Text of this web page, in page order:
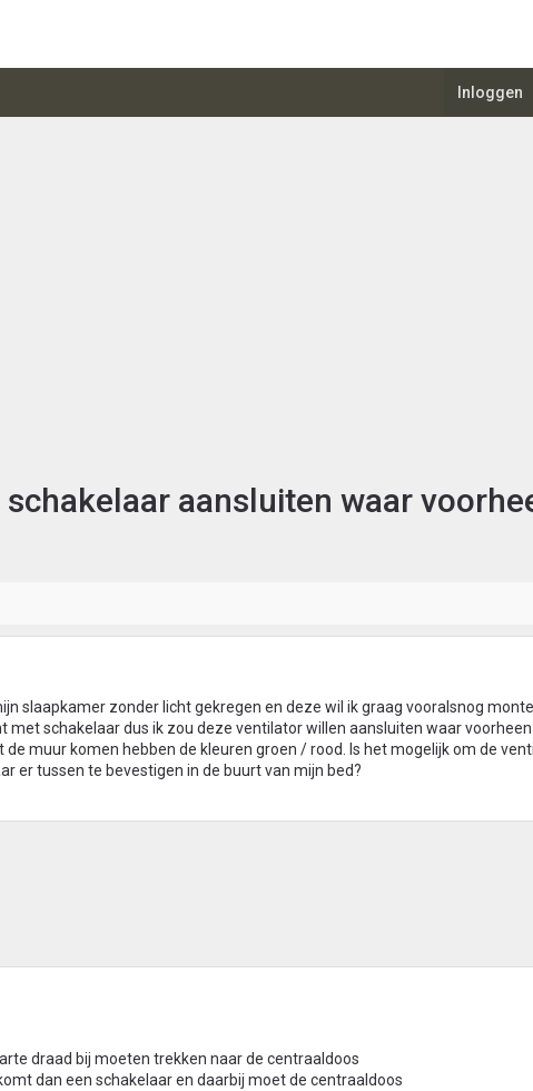
Inloggen
aansluiten waar
slaapkamer zonder licht gekregen en deze wil ik graag vooralsnog
met schakelaar dus ik zou deze ventilator willen aansluiten waar
muur komen hebben de kleuren groen / rood. Is het mogelijk om de
er tussen te bevestigen in de buurt van mijn bed?
draad bij moeten trekken naar de centraaldoos
dan een schakelaar en daarbij moet de centraaldoos